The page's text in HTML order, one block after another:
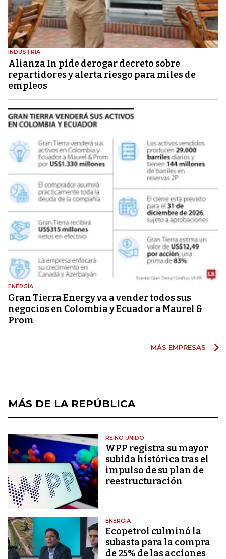
INDUSTRIA
Alianza In pide derogar decreto sobre
repartidores y alerta riesgo para miles de
empleos
ENERGÍA
Gran Tierra Energy va a vender todos sus
negocios en Colombia y Ecuador a Maurel &
Prom
MÁS EMPRESAS
MÁS DE LA REPÚBLICA
REINO UNIDO
WPP registra su mayor
subida histórica tras el
impulso de su plan de
reestructuración
ENERGÍA
Ecopetrol culminó la
subasta para la compra
de 25% de las acciones